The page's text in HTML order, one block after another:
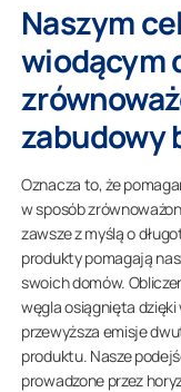
Naszym
wiodącym
zabudowy
Oznacza to, że
w sposób
zawsze z myślą o
produkty pomagają
swoich domów.
węgla osiągnięta
przewyższa emisje
produktu. Nasze
prowadzone przez